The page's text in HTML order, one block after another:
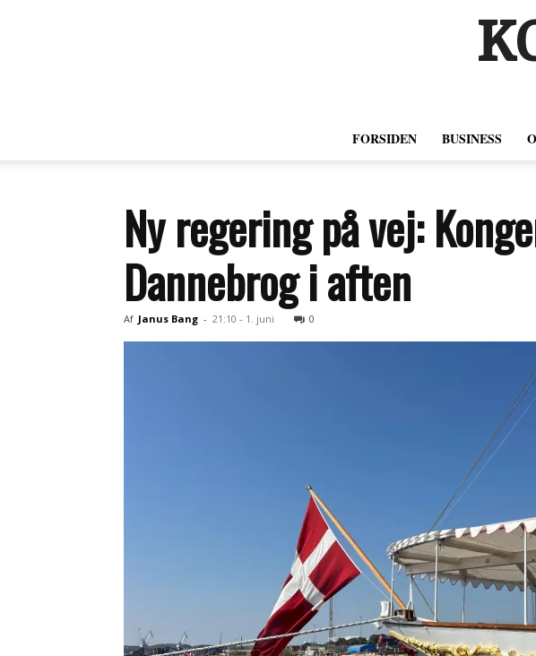
FORSIDEN BUSINESS
Ny regering på vej:
Dannebrog i aften
Af Janus Bang - 21:10 - 1. juni 0